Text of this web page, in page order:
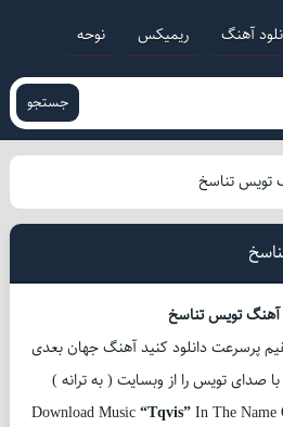
آهنگ ریمیکس نوحه
جستجو
تویس تناسخ
آهنگ تویس تناسخ
پرسرعت دانلود کنید آهنگ جهان بعدی
صدای تویس را از وبسایت ( به ترانه )
Download Music“Tqvis”In The Name